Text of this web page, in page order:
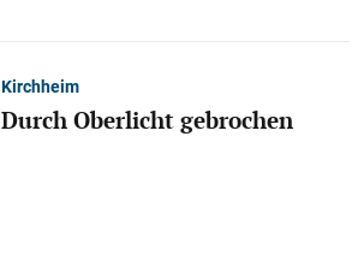
Kirchheim
Durch Oberlicht gebrochen